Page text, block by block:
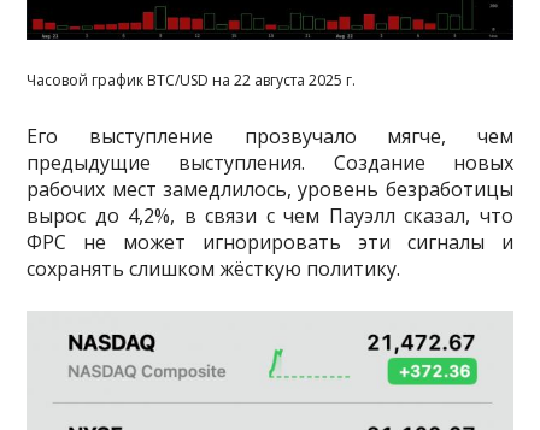
Часовой график BTC/USD на 22 августа 2025 г.
Его выступление прозвучало мягче, чем
предыдущие выступления. Создание новых
рабочих мест замедлилось, уровень безработицы
вырос до 4,2%, в связи с чем Пауэлл сказал, что
ФРС не может игнорировать эти сигналы и
сохранять слишком жёсткую политику.